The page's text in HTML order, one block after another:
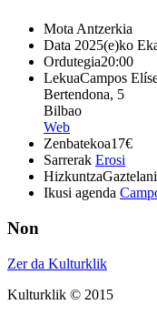
Mota Antzerkia
Data 2025(e)ko
Ordutegia20:00
LekuaCampos
Bertendona, 5
Bilbao
Web
Zenbatekoa17€
Sarrerak Erosi
Hizkuntza
Ikusi agenda
Non
Zer da Kulturklik
Kulturklik © 2015